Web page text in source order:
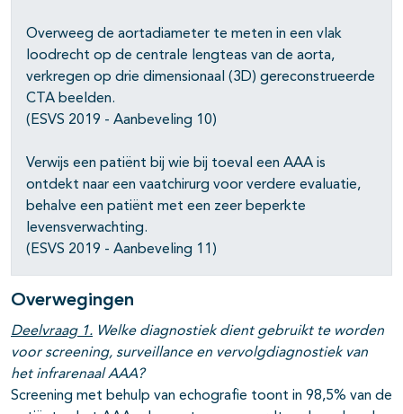
Overweeg de aortadiameter te meten in een vlak
loodrecht op de centrale lengteas van de aorta,
verkregen op drie dimensionaal (3D) gereconstrueerde
CTA beelden.
(ESVS 2019 - Aanbeveling 10)
Verwijs een patiënt bij wie bij toeval een AAA is
ontdekt naar een vaatchirurg voor verdere evaluatie,
behalve een patiënt met een zeer beperkte
levensverwachting.
(ESVS 2019 - Aanbeveling 11)
Overwegingen
Deelvraag 1. Welke diagnostiek dient gebruikt te worden
voor screening, surveillance en vervolgdiagnostiek van
het infrarenaal AAA?
Screening met behulp van echografie toont in 98,5% van de